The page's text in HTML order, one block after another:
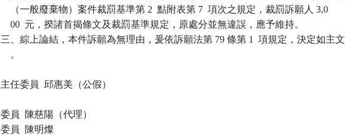
    （一般廢棄物）案件裁罰基準第 2  點附表第 7  項次之規定，裁罰訴願人 3,0
    00  元，揆諸首揭條文及裁罰基準規定，原處分並無違誤，應予維持。
三、綜上論結，本件訴願為無理由，爰依訴願法第 79 條第 1  項規定，決定如主文
    。
主任委員  邱惠美（公假）
委員  陳慈陽（代理）
委員  陳明燦